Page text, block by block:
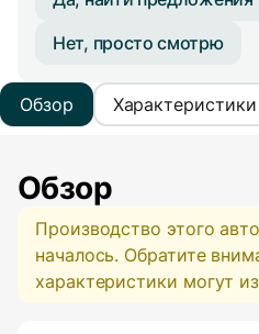
Нет, просто смотрю
Обзор Характеристики
Обзор
Производство этого
началось. Обратите
характеристики могут